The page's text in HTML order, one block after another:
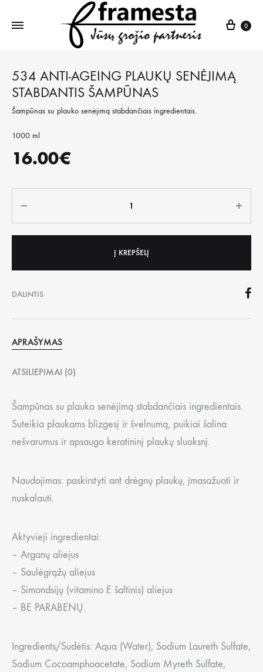
0
534 ANTI-AGEING PLAUKŲ SENĖJIMĄ
STABDANTIS ŠAMPŪNAS
Šampūnas su plauko senėjimą stabdančiais ingredientais.
1000 ml
16.00€
Į KREPŠELĮ
DALINTIS
APRAŠYMAS
ATSILIEPIMAI (0)
Šampūnas su plauko senėjimą stabdančiais ingredientais.
Suteikia plaukams blizgesį ir švelnumą, puikiai šalina
nešvarumus ir apsaugo keratininį plaukų sluoksnį.
Naudojimas: paskirstyti ant drėgnų plaukų, įmasažuoti ir
nuskalauti.
Aktyvieji ingredientai:
– Arganų aliejus
– Saulėgrąžų aliejus
– Simondsijų (vitamino E šaltinis) aliejus
– BE PARABENŲ.
Ingredients/Sudėtis: Aqua (Water), Sodium Laureth Sulfate,
Sodium Cocoamphoacetate, Sodium Myreth Sulfate,